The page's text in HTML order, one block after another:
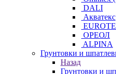
DALI
Акватекс
ОРЕОЛ
ALPINA
Грунтовки и
Назад
Грунтовки и